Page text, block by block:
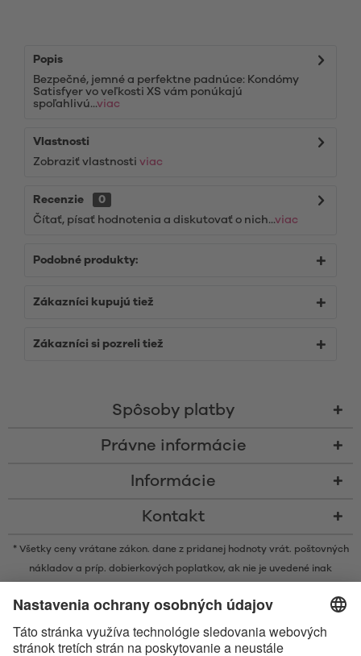
Popis
Bezpečné, jemné a perfektne padnúce: Kondómy
Satisfyer vo veľkosti XS vám ponúkajú
spoľahlivú...viac
Vlastnosti
Zobraziť vlastnosti viac
Recenzie
0
Čítať, písať hodnotenia a diskutovať o nich...viac
Podobné produkty:
Zákazníci kupujú tiež
Zákazníci si pozreli tiež
Spôsoby platby
Právne informácie
Informácie
Kontakt
* Všetky ceny vrátane zákon. dane z pridanej hodnoty vrát. poštovných
nákladov a príp. dobierkových poplatkov, ak nie je uvedené inak
spoločnosť Bluetooth SIG, Inc. a akékoľvek používanie takýchto značiek
spoločnosťou Satisfyer GmbH podlieha licencií.
Označenie Apple, logo spoločnosti Apple a Apple Watch sú ochrannými